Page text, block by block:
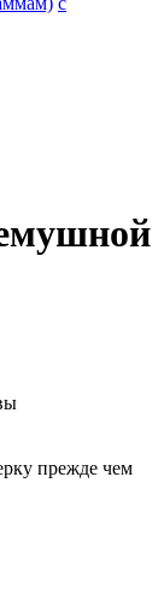
прежде чем